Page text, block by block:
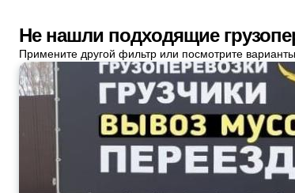
Не нашли подходящие
Примените другой фильтр или посмотрите